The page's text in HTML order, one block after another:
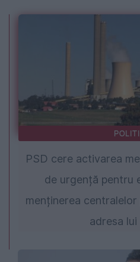
PSD cere activarea
de urgență pentru
menținerea
adresa lui